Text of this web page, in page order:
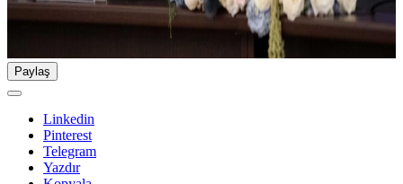
Paylaş
Linkedin
Pinterest
Telegram
Yazdır